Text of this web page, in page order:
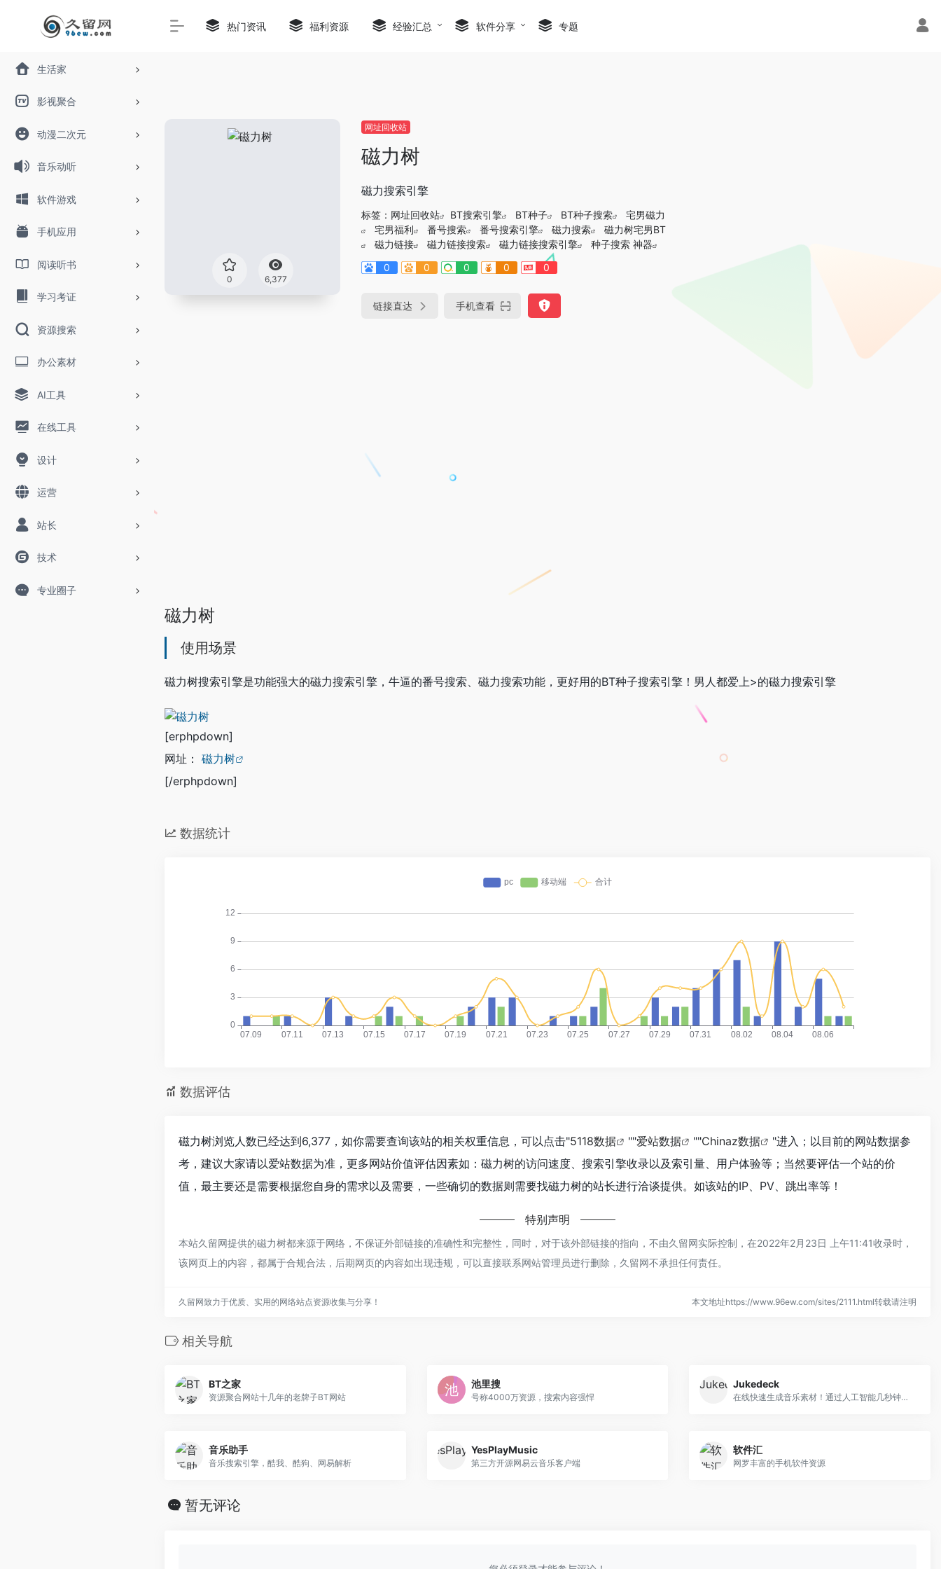
生活家
影视聚合
动漫二次元
音乐动听
软件游戏
手机应用
阅读听书
学习考证
资源搜索
办公素材
AI工具
在线工具
设计
运营
站长
技术
专业圈子
热门资讯 福利资源 经验汇总 软件分享 专题
0 6,377
网址回收站
磁力树
磁力搜索引擎
标签： 网址回收站 BT搜索引擎 BT种子 BT种子搜索
宅男磁力
宅男福利
番号搜索 番号搜索引擎 磁力搜索
磁力树宅男BT
磁力链接
磁力链接搜索 磁力链接搜索引擎
种子搜索 神器
0
0 0 0 0
链接直达 手机查看
磁力树
使用场景
磁力树搜索引擎是功能强大的磁力搜索引擎，牛逼的番号搜索、磁力搜索功能，更好用的BT种子搜索引擎！男人都爱上>的磁力搜索引擎
[erphpdown]
网址： 磁力树
[/erphpdown]
数据统计
数据评估
磁力树浏览人数已经达到6,377，如你需要查询该站的相关权重信息，可以点击"5118数据 ""爱站数据 ""Chinaz数据
"进入；以目前的网站数据参
考，建议大家请以爱站数据为准，更多网站价值评估因素如：磁力树的访问速度、搜索引擎收录以及索引量、用户体验等；当然要评估一个站的价
值，最主要还是需要根据您自身的需求以及需要，一些确切的数据则需要找磁力树的站长进行洽谈提供。如该站的IP、PV、跳出率等！
特别声明
本站久留网提供的磁力树都来源于网络，不保证外部链接的准确性和完整性，同时，对于该外部链接的指向，不由久留网实际控制，在2022年2月23日 上午11:41收录时，
该网页上的内容，都属于合规合法，后期网页的内容如出现违规，可以直接联系网站管理员进行删除，久留网不承担任何责任。
久留网致力于优质、实用的网络站点资源收集与分享！ 本文地址https://www.96ew.com/sites/2111.html转载请注明
相关导航
BT之家
资源聚合网站十几年的老牌子BT网站
池里搜
号称4000万资源，搜索内容强悍
Jukedeck
在线快速生成音乐素材！通过人工智能几秒钟创建音乐！
音乐助手
音乐搜索引擎，酷我、酷狗、网易解析
YesPlayMusic
第三方开源网易云音乐客户端
软件汇
网罗丰富的手机软件资源
暂无评论